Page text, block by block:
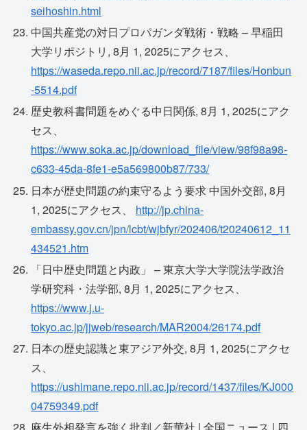
seihoshin.html
中国共産党の対日プロパガンダ戦術・戦略 – 早稲田
大学リポジトリ, 8月 1, 2025にアクセス、
https://waseda.repo.nii.ac.jp/record/7187/files/Honbun
-5514.pdf
歴史教科書問題をめぐる中日関係, 8月 1, 2025にアク
セス、
https://www.soka.ac.jp/download_file/view/98f98a98-
c633-45da-8fe1-e5a569800b87/733/
日本が歴史問題の約束守るよう要求 中国外交部, 8月
1, 2025にアクセス、 http://jp.china-
embassy.gov.cn/jpn/lcbt/wjbfyr/202406/t20240612_11
434521.htm
「日中歴史問題と内政」 – 東京大学大学院法学政治
学研究科・法学部, 8月 1, 2025にアクセス、
https://www.j.u-
tokyo.ac.jp/jjweb/research/MAR2004/26174.pdf
日本の歴史認識と東アジア外交, 8月 1, 2025にアクセ
ス、
https://ushimane.repo.nii.ac.jp/record/1437/files/KJ000
04759349.pdf